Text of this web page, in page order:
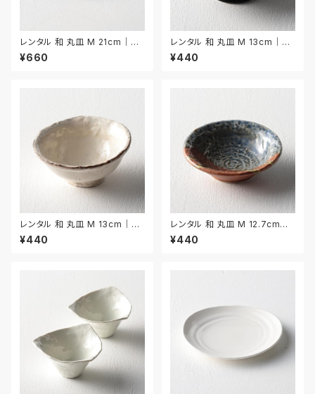
レンタル 和 丸皿 M 21cm｜W
MM048
¥660
レンタル 和 丸皿 M 13cm｜W
MM041
¥440
レンタル 和 丸皿 M 13cm｜W
MM042
¥440
レンタル 和 丸皿 M 12.7cm｜
WMM043
¥440